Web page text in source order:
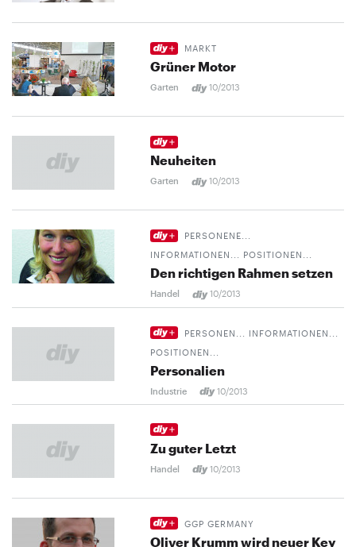
MARKT
Grüner Motor
Garten 10/2013
Neuheiten
Garten 10/2013
PERSONENE...
INFORMATIONEN... POSITIONEN...
Den richtigen Rahmen setzen
Handel 10/2013
PERSONEN... INFORMATIONEN...
POSITIONEN...
Personalien
Industrie 10/2013
Zu guter Letzt
Handel 10/2013
GGP GERMANY
Oliver Krumm wird neuer Key